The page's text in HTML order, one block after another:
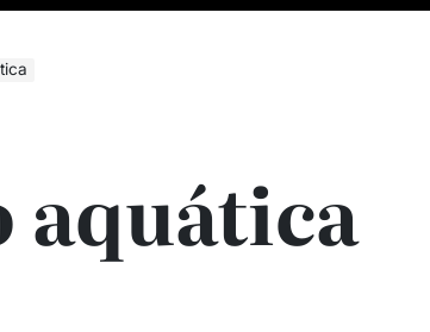
aquática